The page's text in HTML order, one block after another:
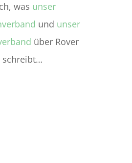
was unser
und unser
über Rover
schreibt…